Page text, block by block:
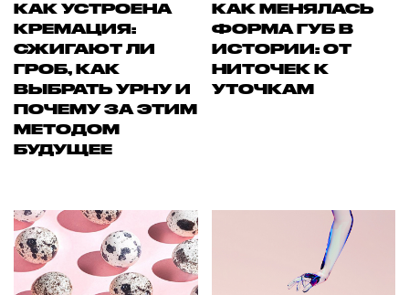
КАК УСТРОЕНА
КРЕМАЦИЯ:
СЖИГАЮТ ЛИ
ГРОБ, КАК
ВЫБРАТЬ УРНУ И
ПОЧЕМУ ЗА ЭТИМ
МЕТОДОМ
БУДУЩЕЕ
КАК МЕНЯЛАСЬ
ФОРМА ГУБ В
ИСТОРИИ: ОТ
НИТОЧЕК К
УТОЧКАМ